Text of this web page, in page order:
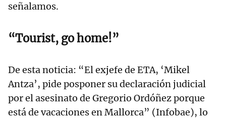
señalamos.
“Tourist, go home!”
De esta noticia: “El exjefe de ETA, ‘Mikel
Antza’, pide posponer su declaración judicial
por el asesinato de Gregorio Ordóñez porque
está de vacaciones en Mallorca” (Infobae), lo